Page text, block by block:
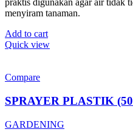
praktis digunakan agar air tidak
menyiram tanaman.
Add to cart
Quick view
Compare
SPRAYER PLASTIK
GARDENING